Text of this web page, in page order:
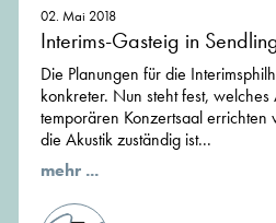
02. Mai 2018
Interims-Gasteig in
Die Planungen für die
konkreter. Nun steht fest,
temporären Konzertsaal
die Akustik zuständig ist...
mehr ...